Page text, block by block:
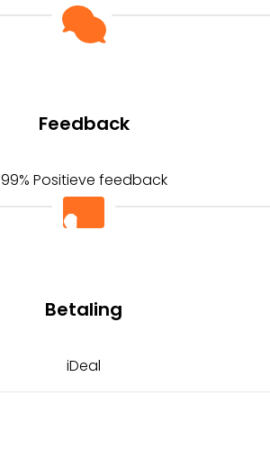
Feedback
99% Positieve feedback
Betaling
iDeal